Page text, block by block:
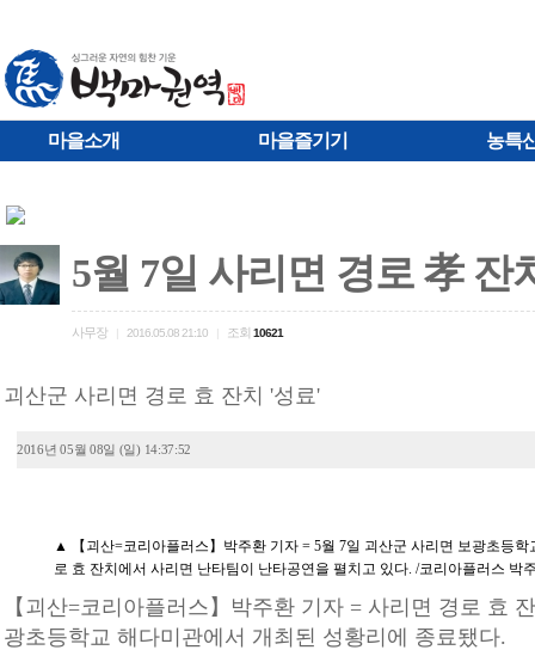
마을소개 마을즐기기 농특
5월 7일 사리면 경로 孝
사무장 2016.05.08 21:10 조회 10621
괴산군 사리면 경로 효 잔치 '
2016년 05월 08일 (일) 14:37:52
▲ 【괴산=코리아플러스】박주환 기자 = 5월 7일 괴산군 사리면 보광초등
로 효 잔치에서 사리면 난타팀이 난타공연을 펼치고 있다. /코리아플러스 박
【괴산=코리아플러스】박주환 기자 = 사리면 경로 효
광초등학교 해다미관에서 개최된 성황리에 종료됐다.